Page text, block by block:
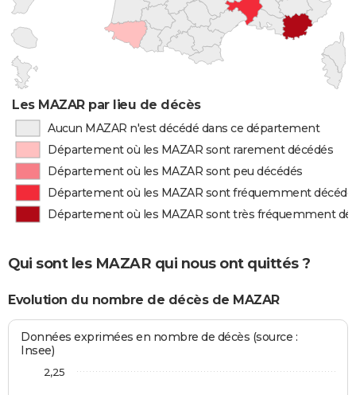
Les MAZAR par lieu de décès
Aucun MAZAR n'est décédé dans ce département
Département où les MAZAR sont rarement décédés
Département où les MAZAR sont peu décédés
Département où les MAZAR sont fréquemment
Département où les MAZAR sont très fréquemment
Qui sont les MAZAR qui nous ont quittés ?
Evolution du nombre de décès de MAZAR
Données exprimées en nombre de décès (source :
Insee)
2,25